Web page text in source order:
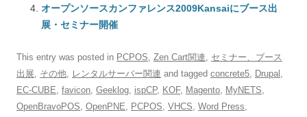
オープンソースカンファレンス2009Kansaiにブース出
展・セミナー開催
This entry was posted in PCPOS, Zen Cart関連, セミナー、ブース
出展, その他, レンタルサーバー関連 and tagged concrete5, Drupal ,
EC-CUBE, favicon, Geeklog, ispCP, KOF, Magento, MyNETS,
OpenBravoPOS, OpenPNE, PCPOS, VHCS, Word Press,